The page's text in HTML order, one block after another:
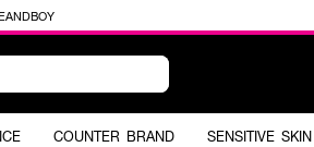
COUNTER BRAND SENSITIVE SKIN